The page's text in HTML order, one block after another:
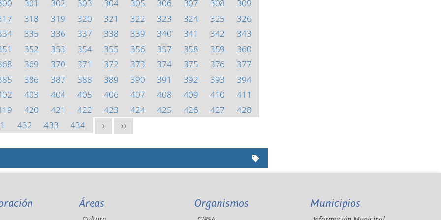
301 302 303 304 305 306 307 308
309
318 319 320 321 322 323 324 325
326
335 336 337 338 339 340 341 342
343
352 353 354 355 356 357 358 359
360
369 370 371 372 373 374 375 376
377
386 387 388 389 390 391 392 393
394
403 404 405 406 407 408 409 410
411
420 421 422 423 424 425 426 427
428
432 433 434 > >>
Áreas Organismos Municipios